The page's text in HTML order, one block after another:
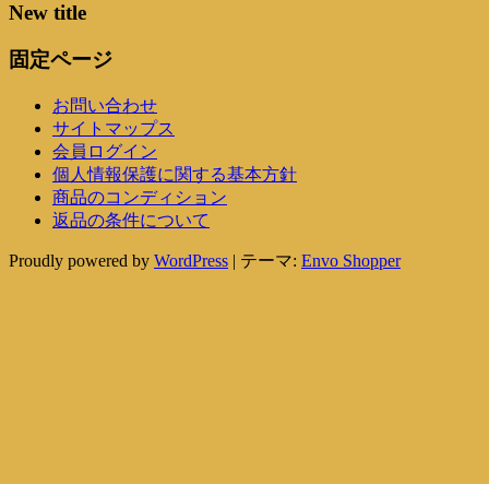
New title
固定ページ
お問い合わせ
サイトマップス
会員ログイン
個人情報保護に関する基本方針
商品のコンディション
返品の条件について
Proudly powered by WordPress | テーマ: Envo Shopper